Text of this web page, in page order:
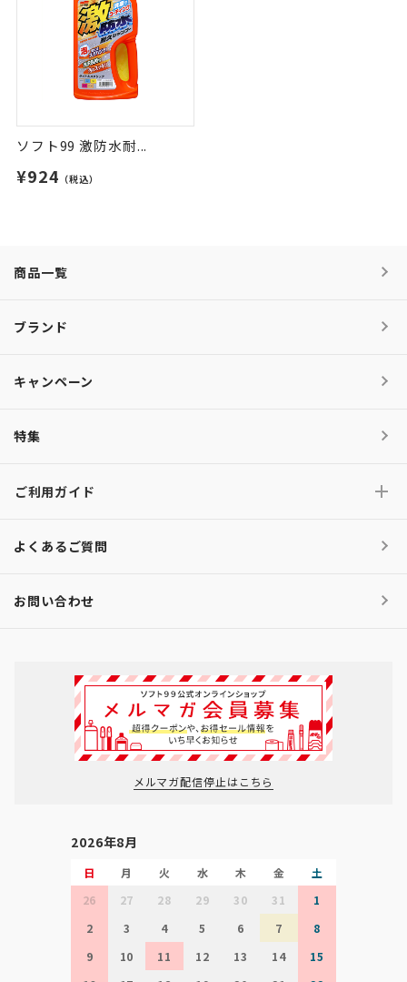
ソフト99 激防水耐...
¥924 （税込）
商品一覧
ブランド
キャンペーン
特集
ご利用ガイド
よくあるご質問
お問い合わせ
メルマガ配信停止はこちら
2026年8月
日 月 火 水 木 金
土
26
27 28 29 30 31
1
2
3 4 5 6 7
8
9
10 11 12 13 14
15